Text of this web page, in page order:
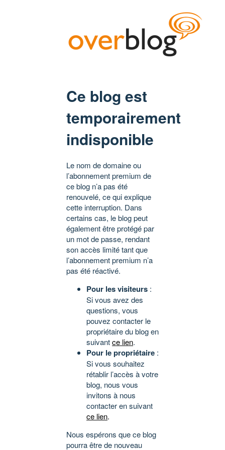
Ce blog est
temporairement
indisponible
Le nom de domaine ou
l’abonnement premium de
ce blog n’a pas été
renouvelé, ce qui explique
cette interruption. Dans
certains cas, le blog peut
également être protégé par
un mot de passe, rendant
son accès limité tant que
l’abonnement premium n’a
pas été réactivé.
Pour les visiteurs :
Si vous avez des
questions, vous
pouvez contacter le
propriétaire du blog en
suivantce lien.
Pour le propriétaire :
Si vous souhaitez
rétablir l’accès à votre
blog, nous vous
invitons à nous
contacter en suivant
ce lien.
Nous espérons que ce blog
pourra être de nouveau